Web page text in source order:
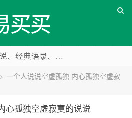
买买
本站后续将专注心情说说、经典语录、心情随笔等
> 一个人说说空虚孤独 内心孤独空虚寂
心孤独空虚寂寞的说说